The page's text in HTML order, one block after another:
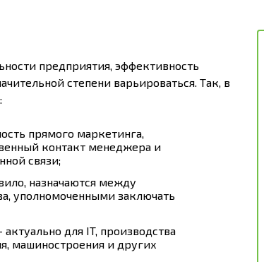
предприятия, эффективность
степени варьироваться. Так, в
прямого маркетинга,
контакт менеджера и
связи;
назначаются между
уполномоченными заключать
актуально для IT, производства
машиностроения и других